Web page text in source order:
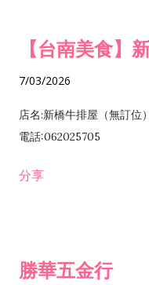
【台南美食】
7/03/2026
店名:新橋牛排屋（無訂位
電話:062025705
分享
勝華五金行